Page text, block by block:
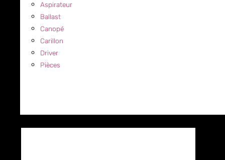
Aspirateur
Ballast
Canopé
Carillon
Driver
Pièces